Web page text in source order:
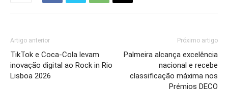
Artigo anterior
TikTok e Coca-Cola levam
inovação digital ao Rock in Rio
Lisboa 2026
Próximo artigo
Palmeira alcança excelência
nacional e recebe
classificação máxima nos
Prémios DECO